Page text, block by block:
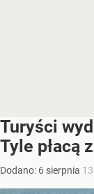
Turyści
Tyle płacą
Dodano: 6 sierpnia